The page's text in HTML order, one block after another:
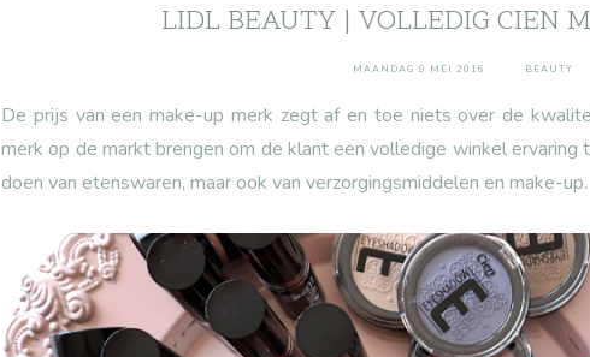
LIDL BEAUTY | VOLLEDIG CIEN
MAANDAG 9 MEI 2016 BEAUTY
De prijs van een make-up merk zegt af en toe niets over de
merk op de markt brengen om de klant een volledige winkel
doen van etenswaren, maar ook van verzorgingsmiddelen en make-up.